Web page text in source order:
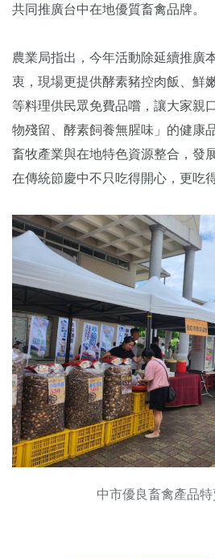
共同推廣台中在地優質畜禽品牌。
農業局指出，今年活動除延續推廣
衷，現場更提供酵素豬控肉飯、鮮
等料理供民眾免費品嚐，讓大家親
物殘留、酵素飼養無腥味」的健康
畜牧產業與在地特色資源整合，發
在傳統節慶中不只吃得開心，更吃
中市優良畜禽產品特